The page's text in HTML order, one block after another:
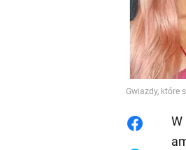
Gwiazdy, które
W